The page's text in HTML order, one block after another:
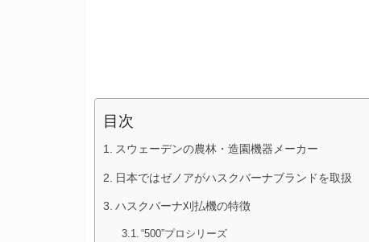
目次
スウェーデンの農林・造園機器メーカー
日本ではゼノアがハスクバーナブランドを取扱
ハスクバーナ刈払機の特徴
“500”プロシリーズ